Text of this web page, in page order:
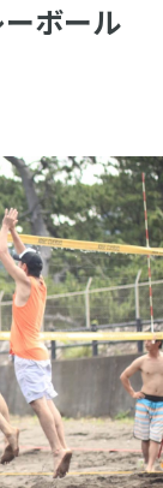
ボール